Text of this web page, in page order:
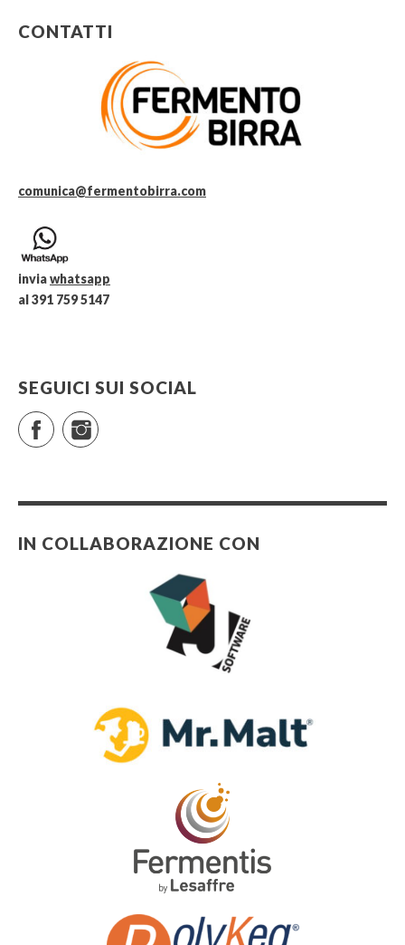
CONTATTI
comunica@fermentobirra.com
inviawhatsapp
al 391 759 5147
SEGUICI SUI SOCIAL
FacebookInstagram
IN COLLABORAZIONE CON